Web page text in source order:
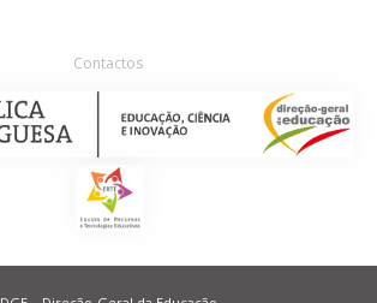
Contactos